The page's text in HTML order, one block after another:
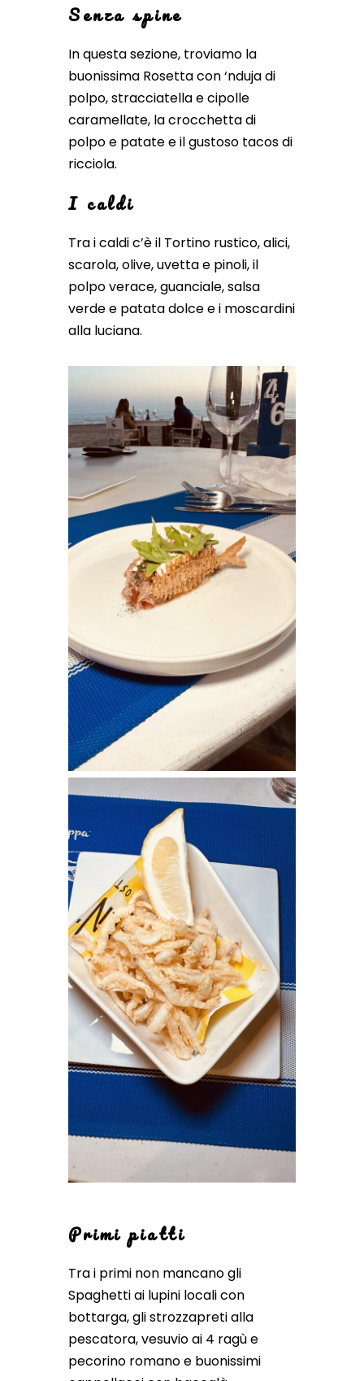
Senza spine
In questa sezione, troviamo la
buonissima Rosetta con ‘nduja di
polpo, stracciatella e cipolle
caramellate, la crocchetta di
polpo e patate e il gustoso tacos di
ricciola.
I caldi
Tra i caldi c’è il Tortino rustico, alici,
scarola, olive, uvetta e pinoli, il
polpo verace, guanciale, salsa
verde e patata dolce e i moscardini
alla luciana.
Primi piatti
Tra i primi non mancano gli
Spaghetti ai lupini locali con
bottarga, gli strozzapreti alla
pescatora, vesuvio ai 4 ragù e
pecorino romano e buonissimi